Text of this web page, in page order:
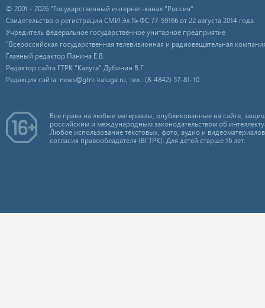
© 2001 - 2026 "Государственный интернет-канал "Россия".
Свидетельство о регистрации СМИ Эл № ФС 77-59166 от 22 августа 2014 года.
Учредитель федеральное государственное унитарное предприятие
"Всероссийская государственная телевизионная и радиовещательная
Главный редактор Панина Е.В.
Редактор сайта ГТРК "Калуга" Дубинин В.Г.
Редакция сайта: news@gtrk-kaluga.ru, тел.: (8-4842) 57-81-10
Все права на любые материалы, опубликованные на сайте,
российским и международным законодательством об
Любое использование текстовых, фото, аудио и
согласия правообладателя (ВГТРК). Для детей старше 16 лет.